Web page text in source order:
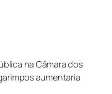
na Câmara dos
aumentaria